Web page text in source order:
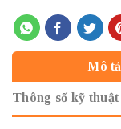
Mô tả
Thông số kỹ thuật